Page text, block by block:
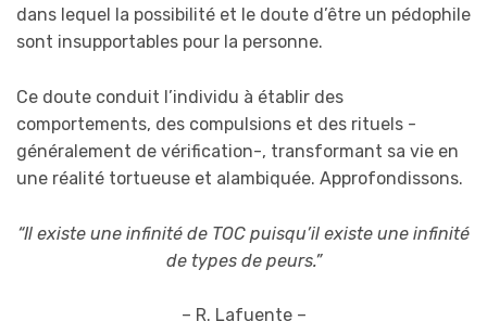
dans lequel la possibilité et le doute d’être un pédophile
sont insupportables pour la personne.
Ce doute conduit l’individu à établir des
comportements, des compulsions et des rituels -
généralement de vérification-, transformant sa vie en
une réalité tortueuse et alambiquée. Approfondissons.
“Il existe une infinité de TOC puisqu’il existe une infinité
de types de peurs.”
– R. Lafuente –